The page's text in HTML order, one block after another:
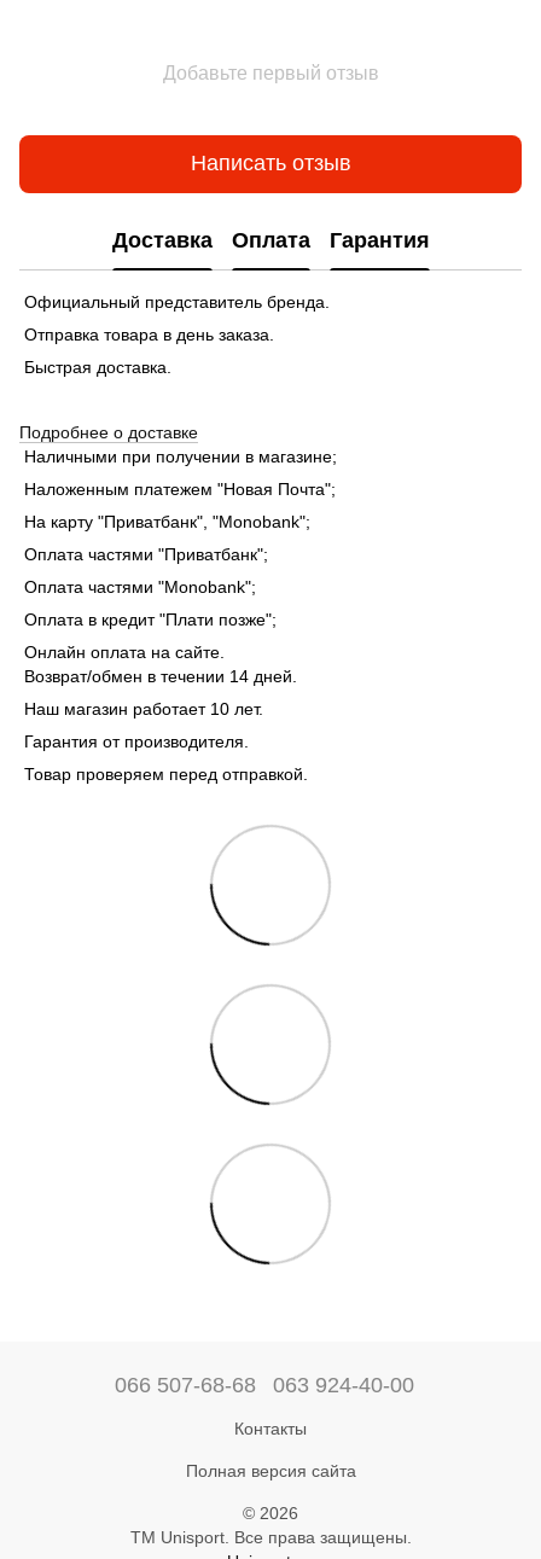
Добавьте первый отзыв
Написать отзыв
Доставка Оплата Гарантия
Официальный представитель бренда.
Отправка товара в день заказа.
Быстрая доставка.
Подробнее о доставке
Наличными при получении в магазине;
Наложенным платежем "Новая Почта";
На карту "Приватбанк", "Monobank";
Оплата частями "Приватбанк";
Оплата частями "Monobank";
Оплата в кредит "Плати позже";
Онлайн оплата на сайте.
Возврат/обмен в течении 14 дней.
Наш магазин работает 10 лет.
Гарантия от производителя.
Товар проверяем перед отправкой.
066 507-68-68 063 924-40-00
Контакты
Полная версия сайта
© 2026
ТМ Unisport. Все права защищены.